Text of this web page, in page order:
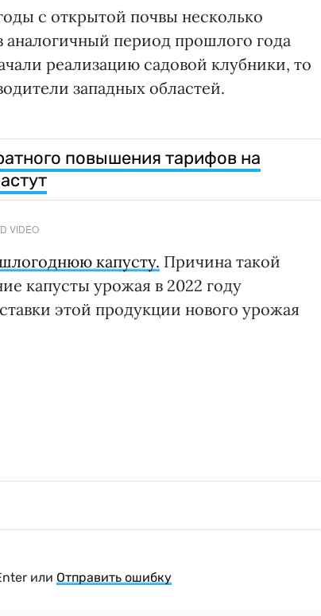
с открытой почвы несколько
аналогичный период прошлого года
реализацию садовой клубники, то
западных областей.
повышения тарифов на
VIDEO
капусту. Причина такой
капусты урожая в 2022 году
этой продукции нового урожая
или Отправить ошибку